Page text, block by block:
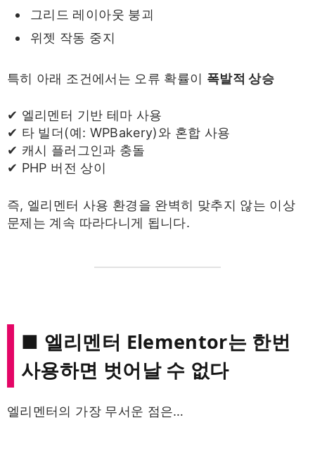
그리드 레이아웃 붕괴
위젯 작동 중지
특히 아래 조건에서는 오류 확률이 폭발적 상승
✔ 엘리멘터 기반 테마 사용
✔ 타 빌더(예: WPBakery)와 혼합 사용
✔ 캐시 플러그인과 충돌
✔ PHP 버전 상이
즉, 엘리멘터 사용 환경을 완벽히 맞추지 않는 이상
문제는 계속 따라다니게 됩니다.
■ 엘리멘터 Elementor는 한번
사용하면 벗어날 수 없다
엘리멘터의 가장 무서운 점은…